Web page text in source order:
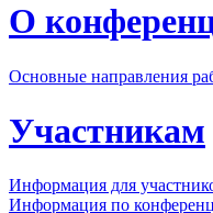
О
Основные направления
Участникам
Информация для
Информация по